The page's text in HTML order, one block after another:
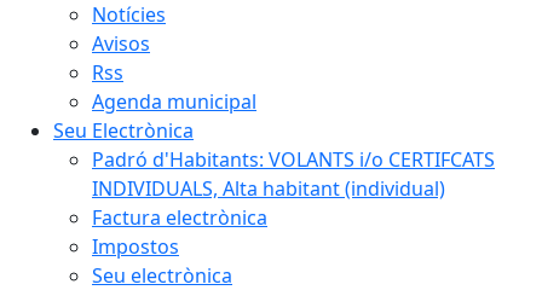
Notícies
Avisos
Rss
Agenda municipal
Seu Electrònica
Padró d'Habitants: VOLANTS i/o CERTIFCATS
INDIVIDUALS, Alta habitant (individual)
Factura electrònica
Impostos
Seu electrònica